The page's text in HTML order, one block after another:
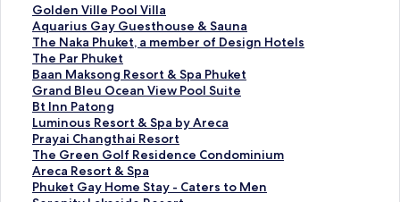
Golden Ville Pool Villa
ลิ
ง
ก์
ม
า
ต
ร
ฐ
า
น
สำ
ห
Aquarius Gay Guesthouse & Sauna
ลิ
ง
ก์
ม
า
ต
ร
ฐ
า
น
สำ
The Naka Phuket, a member of Design Hotels
ลิ
ง
ก์
ม
า
ต
ร
ฐ
า
น
The Par Phuket
ลิ
ง
ก์
ม
า
ต
ร
ฐ
า
Baan Maksong Resort & Spa Phuket
ลิ
ง
ก์
ม
า
ต
ร
ฐ
Grand Bleu Ocean View Pool Suite
ลิ
ง
ก์
ม
า
ต
ร
Bt Inn Patong
ลิ
ง
ก์
ม
า
ต
Luminous Resort & Spa by Areca
ลิ
ง
ก์
ม
า
Prayai Changthai Resort
ลิ
ง
ก์
ม
The Green Golf Residence Condominium
ลิ
ง
ก์
Areca Resort & Spa
ลิ
ง
Phuket Gay Home Stay - Caters to Men
ลิ